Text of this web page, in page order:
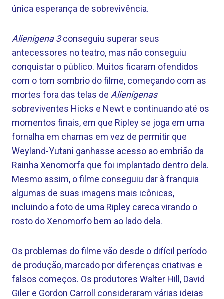
única esperança de sobrevivência.
Alienígena 3conseguiu superar seus
antecessores no teatro, mas não conseguiu
conquistar o público. Muitos ficaram ofendidos
com o tom sombrio do filme, começando com as
mortes fora das telas de Alienígenas
sobreviventes Hicks e Newt e continuando até os
momentos finais, em que Ripley se joga em uma
fornalha em chamas em vez de permitir que
Weyland-Yutani ganhasse acesso ao embrião da
Rainha Xenomorfa que foi implantado dentro dela.
Mesmo assim, o filme conseguiu dar à franquia
algumas de suas imagens mais icônicas,
incluindo a foto de uma Ripley careca virando o
rosto do Xenomorfo bem ao lado dela.
Os problemas do filme vão desde o difícil período
de produção, marcado por diferenças criativas e
falsos começos. Os produtores Walter Hill, David
Giler e Gordon Carroll consideraram várias ideias